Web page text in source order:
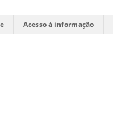
Acesso à informação